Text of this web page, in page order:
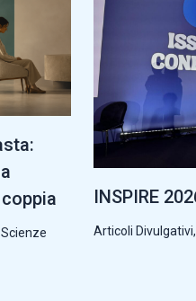
Scienze
INSPIRE
Articoli Divulgativi,